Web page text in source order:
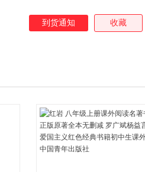
到货通知 收藏